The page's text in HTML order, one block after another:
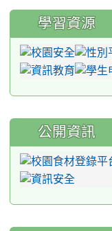
學習資源
公開資訊